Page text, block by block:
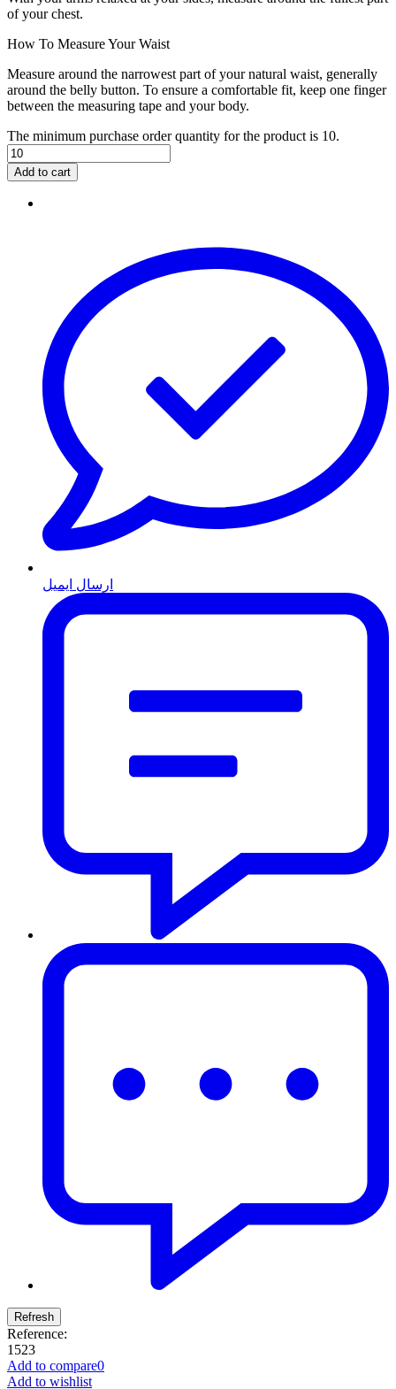
of your chest.
How To Measure Your Waist
Measure around the narrowest part of your natural waist, generally
around the belly button. To ensure a comfortable fit, keep one finger
between the measuring tape and your body.
The minimum purchase order quantity for the product is 10.
Add to cart
ارسال ایمیل
Reference:
1523
Add to compare0
Add to wishlist